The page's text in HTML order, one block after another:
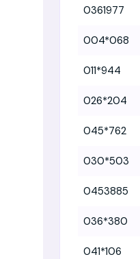
0361977
004*068
011*944
026*204
045*762
030*503
0453885
036*380
041*106